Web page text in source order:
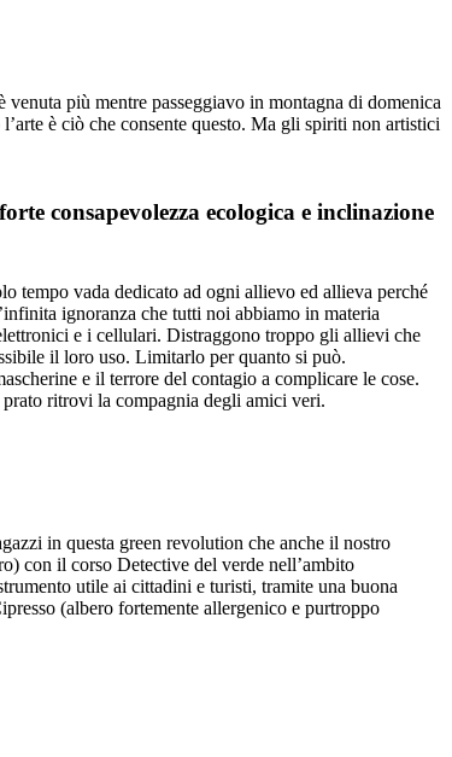
più mentre passeggiavo in montagna di domenica
è ciò che consente questo. Ma gli spiriti non artistici
consapevolezza ecologica e inclinazione
tempo vada dedicato ad ogni allievo ed allieva perché
ignoranza che tutti noi abbiamo in materia
e i cellulari. Distraggono troppo gli allievi che
il loro uso. Limitarlo per quanto si può.
e il terrore del contagio a complicare le cose.
ritrovi la compagnia degli amici veri.
in questa green revolution che anche il nostro
con il corso Detective del verde nell’ambito
utile ai cittadini e turisti, tramite una buona
(albero fortemente allergenico e purtroppo